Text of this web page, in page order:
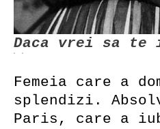
Daca vrei sa te
Femeia care a
splendizi.
Paris, care a